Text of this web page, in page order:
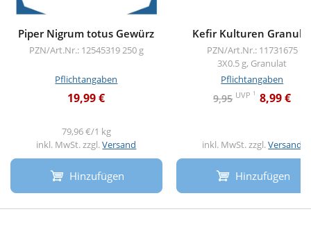
Piper Nigrum totus Gewürz
PZN/Art.Nr.: 12545319250 g
Pflichtangaben
19,99 €
79,96 €/1 kg
inkl. MwSt. zzgl.Versand
Hinzufügen
Kefir Kulturen
PZN/Art.Nr.: 11731675
3X0.5 g, Granulat
Pflichtangaben
9,95 UVP 1 8,99 €
inkl. MwSt. zzgl.Versand
Hinzufügen